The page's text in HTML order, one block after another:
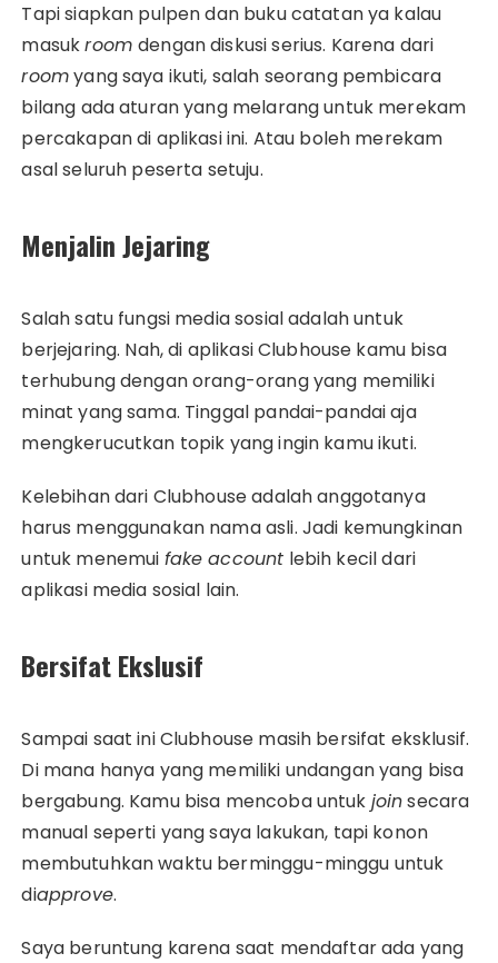
Tapi siapkan pulpen dan buku catatan ya kalau
masukroomdengan diskusi serius. Karena dari
roomyang saya ikuti, salah seorang pembicara
bilang ada aturan yang melarang untuk merekam
percakapan di aplikasi ini. Atau boleh merekam
asal seluruh peserta setuju.
Menjalin Jejaring
Salah satu fungsi media sosial adalah untuk
berjejaring. Nah, di aplikasi Clubhouse kamu bisa
terhubung dengan orang-orang yang memiliki
minat yang sama. Tinggal pandai-pandai aja
mengkerucutkan topik yang ingin kamu ikuti.
Kelebihan dari Clubhouse adalah anggotanya
harus menggunakan nama asli. Jadi kemungkinan
untuk menemui fake account lebih kecil dari
aplikasi media sosial lain.
Bersifat Ekslusif
Sampai saat ini Clubhouse masih bersifat eksklusif.
Di mana hanya yang memiliki undangan yang bisa
bergabung. Kamu bisa mencoba untuk joinsecara
manual seperti yang saya lakukan, tapi konon
membutuhkan waktu berminggu-minggu untuk
diapprove.
Saya beruntung karena saat mendaftar ada yang